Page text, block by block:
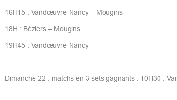
16H15 : Vandœuvre-Nancy – Mougins
18H : Béziers – Mougins
19H45 : Vandœuvre-Nancy
Dimanche 22 : matchs en 3 sets gagnants : 10H30 :